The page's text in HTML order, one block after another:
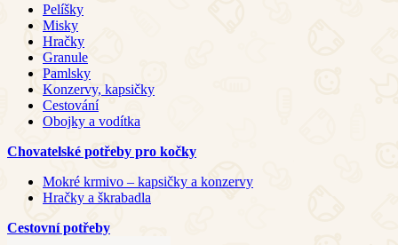
Pelíšky
Misky
Hračky
Granule
Pamlsky
Konzervy, kapsičky
Cestování
Obojky a vodítka
Chovatelské potřeby pro kočky
Mokré krmivo – kapsičky a konzervy
Hračky a škrabadla
Cestovní potřeby